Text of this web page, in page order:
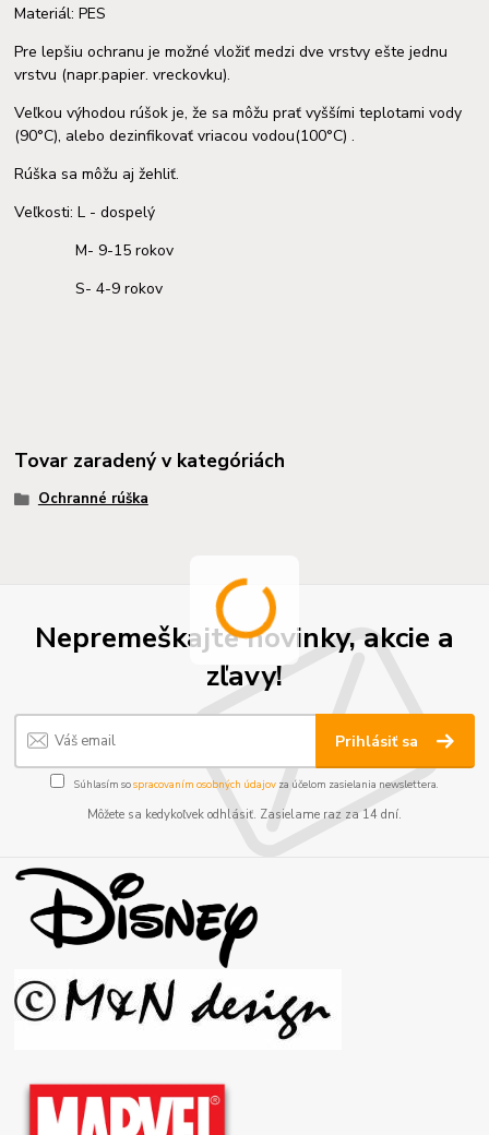
Materiál: PES
Pre lepšiu ochranu je možné vložiť medzi dve vrstvy ešte jednu
vrstvu (napr.papier. vreckovku).
Veľkou výhodou rúšok je, že sa môžu prať vyššími teplotami vody
(90°C), alebo dezinfikovať vriacou vodou(100°C) .
Rúška sa môžu aj žehliť.
Veľkosti: L - dospelý
M- 9-15 rokov
S- 4-9 rokov
Tovar zaradený v kategóriách
Ochranné rúška
Nepremeškajte novinky, akcie a
zľavy!
Prihlásiť sa
Súhlasím sospracovaním osobných údajov za účelom zasielania newslettera.
Môžete sa kedykoľvek odhlásiť. Zasielame raz za 14 dní.